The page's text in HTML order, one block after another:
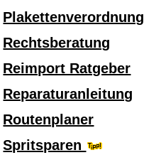
Plakettenverordnung
Rechtsberatung
Reimport Ratgeber
Reparaturanleitung
Routenplaner
Spritsparen